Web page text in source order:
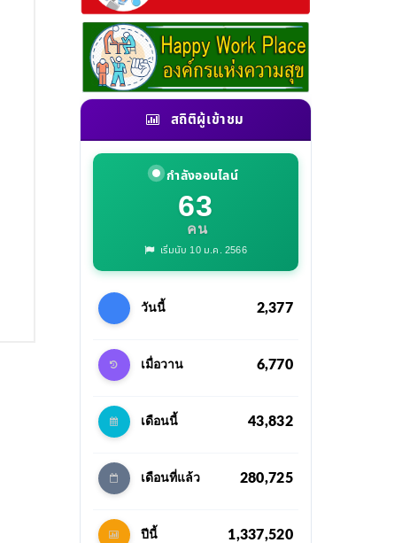
สถิติผู้เข้าชม
กำลังออนไลน์
63
คน
เริ่มนับ 10 ม.ค. 2566
วันนี้ 2,377
เมื่อวาน 6,770
เดือนนี้ 43,832
เดือนที่แล้ว 280,725
ปีนี้ 1,337,520